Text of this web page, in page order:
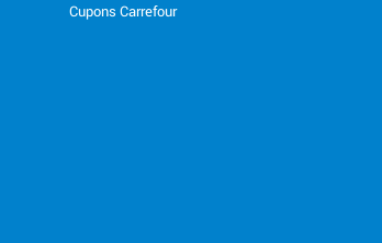
Cupons Carrefour